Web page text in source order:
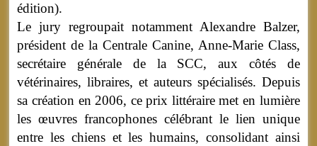
édition).
Le jury regroupait notamment Alexandre Balzer,
président de la Centrale Canine, Anne-Marie Class,
secrétaire générale de la SCC, aux côtés de
vétérinaires, libraires, et auteurs spécialisés. Depuis
sa création en 2006, ce prix littéraire met en lumière
les œuvres francophones célébrant le lien unique
entre les chiens et les humains, consolidant ainsi